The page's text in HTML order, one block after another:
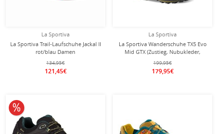
La Sportiva
La Sportiva Trail-Laufschuhe Jackal II
rot/blau Damen
134,95€
121,45€
La Sportiva
La Sportiva Wanderschuhe TX5 Evo
Mid GTX (Zustieg, Nubukleder,
wasserdicht) carbongrau/gelb
Herren
199,95€
179,95€
10% reduziert